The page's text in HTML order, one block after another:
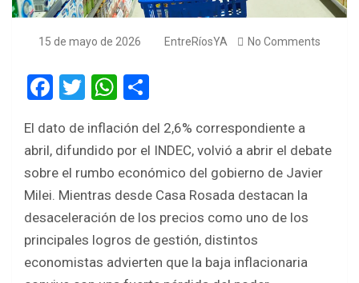
15 de mayo de 2026 EntreRíosYA No Comments
F
ce
b
o
o
k
T
tt
er
W
at
s
A
p
p
ar
e
El dato de inflación del 2,6% correspondiente a
abril, difundido por el INDEC, volvió a abrir el debate
sobre el rumbo económico del gobierno de Javier
Milei. Mientras desde Casa Rosada destacan la
desaceleración de los precios como uno de los
principales logros de gestión, distintos
economistas advierten que la baja inflacionaria